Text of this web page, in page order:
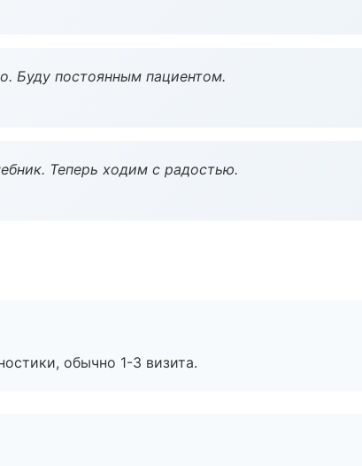
Буду постоянным пациентом.
Теперь ходим с радостью.
обычно 1-3 визита.